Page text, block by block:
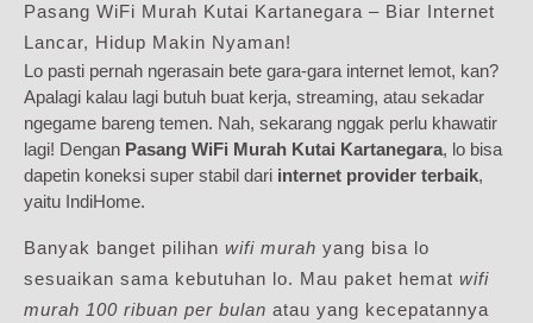
Pasang WiFi Murah Kutai Kartanegara – Biar Internet
Lancar, Hidup Makin Nyaman!
Lo pasti pernah ngerasain bete gara-gara internet lemot, kan?
Apalagi kalau lagi butuh buat kerja, streaming, atau sekadar
ngegame bareng temen. Nah, sekarang nggak perlu khawatir
lagi! Dengan Pasang WiFi Murah Kutai Kartanegara, lo bisa
dapetin koneksi super stabil dari internet provider terbaik,
yaitu IndiHome.
Banyak banget pilihan wifi murah yang bisa lo
sesuaikan sama kebutuhan lo. Mau paket hemat wifi
murah 100 ribuan per bulan atau yang kecepatannya